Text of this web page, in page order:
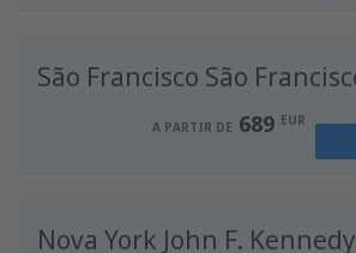
A PARTIR DE 689 EUR
Nova York John F. Kennedy